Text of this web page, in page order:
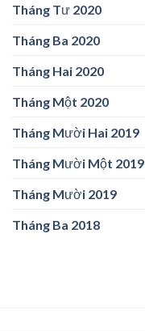
Tháng Tư 2020
Tháng Ba 2020
Tháng Hai 2020
Tháng Một 2020
Tháng Mười Hai 2019
Tháng Mười Một 2019
Tháng Mười 2019
Tháng Ba 2018